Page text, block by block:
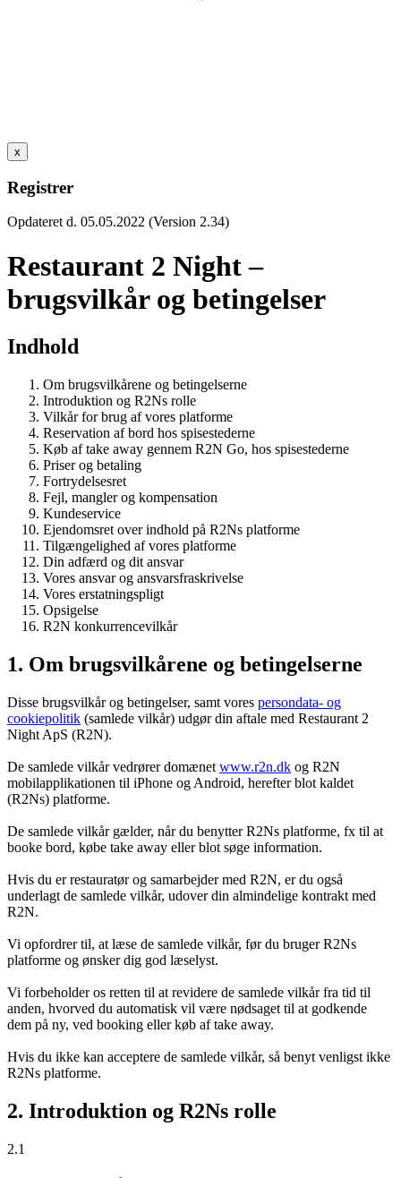
x
Registrer
Opdateret d. 05.05.2022 (Version 2.34)
Restaurant 2 Night –
brugsvilkår og betingelser
Indhold
Om brugsvilkårene og betingelserne
Introduktion og R2Ns rolle
Vilkår for brug af vores platforme
Reservation af bord hos spisestederne
Køb af take away gennem R2N Go, hos spisestederne
Priser og betaling
Fortrydelsesret
Fejl, mangler og kompensation
Kundeservice
Ejendomsret over indhold på R2Ns platforme
Tilgængelighed af vores platforme
Din adfærd og dit ansvar
Vores ansvar og ansvarsfraskrivelse
Vores erstatningspligt
Opsigelse
R2N konkurrencevilkår
1. Om brugsvilkårene og betingelserne
Disse brugsvilkår og betingelser, samt vores persondata- og
cookiepolitik (samlede vilkår) udgør din aftale med Restaurant 2
Night ApS (R2N).
De samlede vilkår vedrører domænet www.r2n.dk og R2N
mobilapplikationen til iPhone og Android, herefter blot kaldet
(R2Ns) platforme.
De samlede vilkår gælder, når du benytter R2Ns platforme, fx til at
booke bord, købe take away eller blot søge information.
Hvis du er restauratør og samarbejder med R2N, er du også
underlagt de samlede vilkår, udover din almindelige kontrakt med
R2N.
Vi opfordrer til, at læse de samlede vilkår, før du bruger R2Ns
platforme og ønsker dig god læselyst.
Vi forbeholder os retten til at revidere de samlede vilkår fra tid til
anden, hvorved du automatisk vil være nødsaget til at godkende
dem på ny, ved booking eller køb af take away.
Hvis du ikke kan acceptere de samlede vilkår, så benyt venligst ikke
R2Ns platforme.
2. Introduktion og R2Ns rolle
2.1